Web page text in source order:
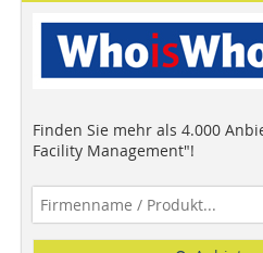
Finden Sie mehr als 4.000
Facility Management"!